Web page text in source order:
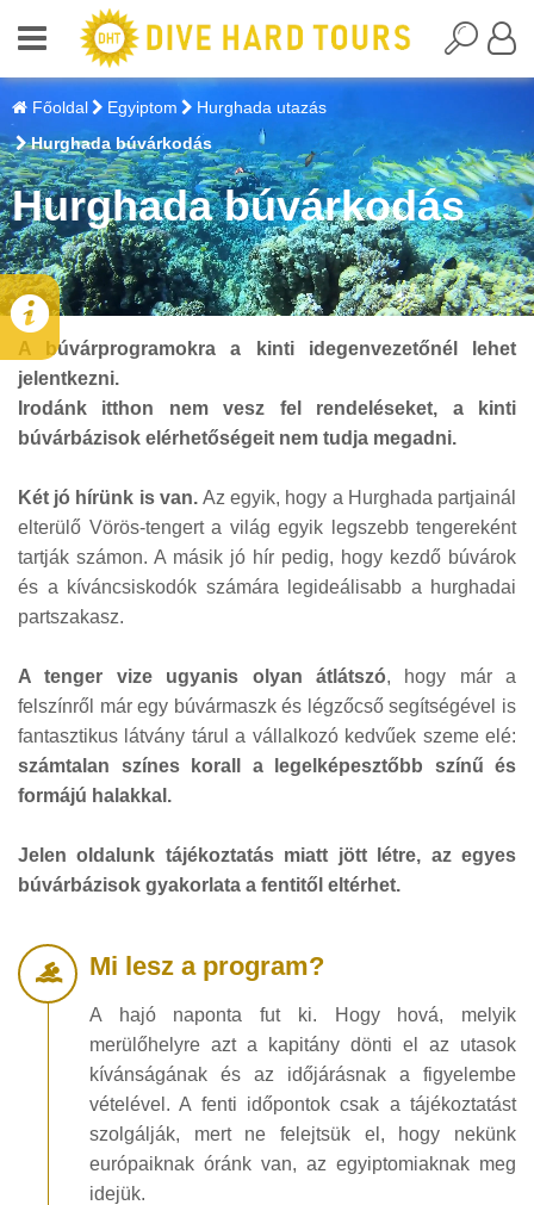
Főoldal Egyiptom
Hurghada utazás
Hurghada búvárkodás
Hurghada búvárkodás
A búvárprogramokra a kinti idegenvezetőnél lehet
jelentkezni.
Irodánk itthon nem vesz fel rendeléseket, a kinti
búvárbázisok elérhetőségeit nem tudja megadni.
Két jó hírünk is van. Az egyik, hogy a Hurghada partjainál
elterülő Vörös-tengert a világ egyik legszebb tengereként
tartják számon. A másik jó hír pedig, hogy kezdő búvárok
és a kíváncsiskodók számára legideálisabb a hurghadai
partszakasz.
A tenger vize ugyanis olyan átlátszó, hogy már a
felszínről már egy búvármaszk és légzőcső segítségével is
fantasztikus látvány tárul a vállalkozó kedvűek szeme elé:
számtalan színes korall a legelképesztőbb színű és
formájú halakkal.
Jelen oldalunk tájékoztatás miatt jött létre, az egyes
búvárbázisok gyakorlata a fentitől eltérhet.
Mi lesz a program?
A hajó naponta fut ki. Hogy hová, melyik
merülőhelyre azt a kapitány dönti el az utasok
kívánságának és az időjárásnak a figyelembe
vételével. A fenti időpontok csak a tájékoztatást
szolgálják, mert ne felejtsük el, hogy nekünk
európaiknak óránk van, az egyiptomiaknak meg
idejük.